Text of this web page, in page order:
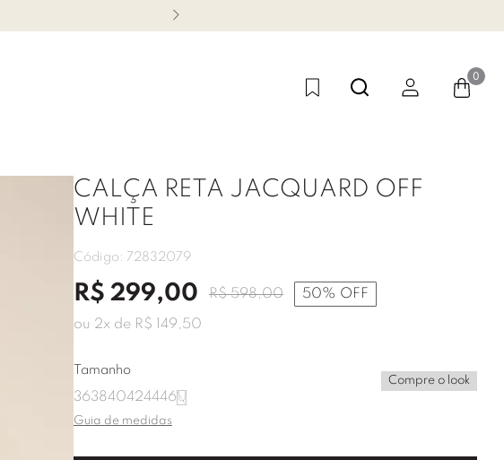
0
CALÇA RETA JACQUARD OFF
WHITE
Código: 72832079
R$ 299,00 R$ 598,00 50% OFF
ou 2x de R$ 149,50
Tamanho
363840424446U
Compre o look
Guia de medidas